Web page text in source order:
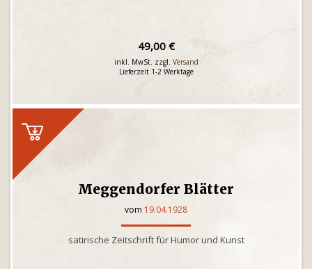
49,00 €
inkl. MwSt. zzgl. Versand
Lieferzeit 1-2 Werktage
Meggendorfer Blätter
vom 19.04.1928
satirische Zeitschrift für Humor und Kunst